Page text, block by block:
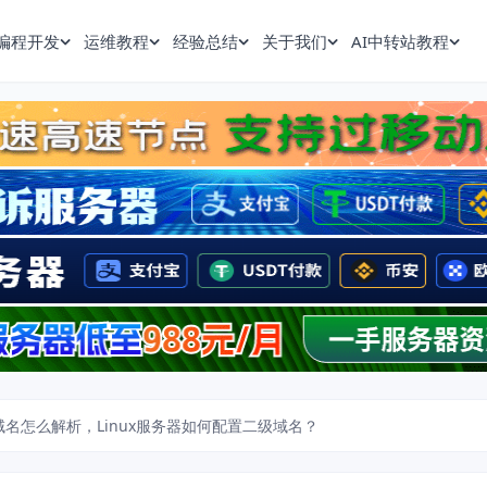
程开发 运维教程 经验总结 关于我们 AI中转站教程
怎么解析，Linux服务器如何配置二级域名？